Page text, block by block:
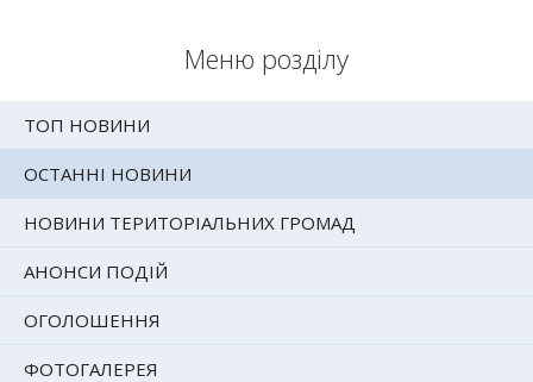
Меню розділу
ТОП НОВИНИ
ОСТАННІ НОВИНИ
НОВИНИ ТЕРИТОРІАЛЬНИХ ГРОМАД
АНОНСИ ПОДІЙ
ОГОЛОШЕННЯ
ФОТОГАЛЕРЕЯ